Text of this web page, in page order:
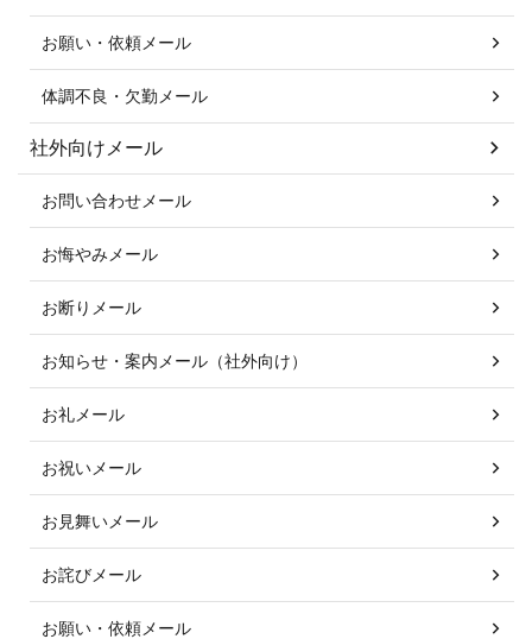
お願い・依頼メール
体調不良・欠勤メール
社外向けメール
お問い合わせメール
お悔やみメール
お断りメール
お知らせ・案内メール（社外向け）
お礼メール
お祝いメール
お見舞いメール
お詫びメール
お願い・依頼メール